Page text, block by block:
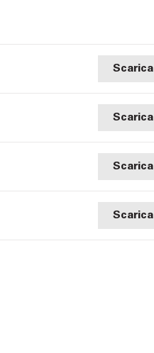
Scarica
Scarica
Scarica
Scarica